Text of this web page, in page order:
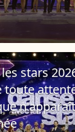
stars
toute